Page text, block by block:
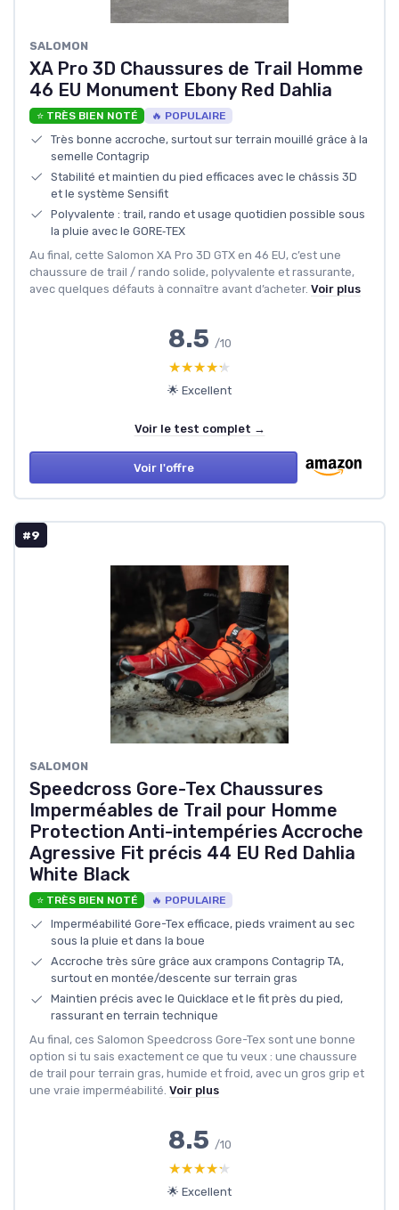
SALOMON
XA Pro 3D Chaussures de Trail Homme
46 EU Monument Ebony Red Dahlia
⭐ TRÈS BIEN NOTÉ 🔥 POPULAIRE
Très bonne accroche, surtout sur terrain mouillé grâce à la
semelle Contagrip
Stabilité et maintien du pied efficaces avec le châssis 3D
et le système Sensifit
Polyvalente : trail, rando et usage quotidien possible sous
la pluie avec le GORE‑TEX
Au final, cette Salomon XA Pro 3D GTX en 46 EU, c’est une
chaussure de trail / rando solide, polyvalente et rassurante,
avec quelques défauts à connaître avant d’acheter. Voir plus
8.5 /10
★★★★★
★★★★★
🌟 Excellent
Voir le test complet →
Voir l'offre
#9
SALOMON
Speedcross Gore-Tex Chaussures
Imperméables de Trail pour Homme
Protection Anti-intempéries Accroche
Agressive Fit précis 44 EU Red Dahlia
White Black
⭐ TRÈS BIEN NOTÉ 🔥 POPULAIRE
Imperméabilité Gore-Tex efficace, pieds vraiment au sec
sous la pluie et dans la boue
Accroche très sûre grâce aux crampons Contagrip TA,
surtout en montée/descente sur terrain gras
Maintien précis avec le Quicklace et le fit près du pied,
rassurant en terrain technique
Au final, ces Salomon Speedcross Gore-Tex sont une bonne
option si tu sais exactement ce que tu veux : une chaussure
de trail pour terrain gras, humide et froid, avec un gros grip et
une vraie imperméabilité. Voir plus
8.5 /10
★★★★★
★★★★★
🌟 Excellent